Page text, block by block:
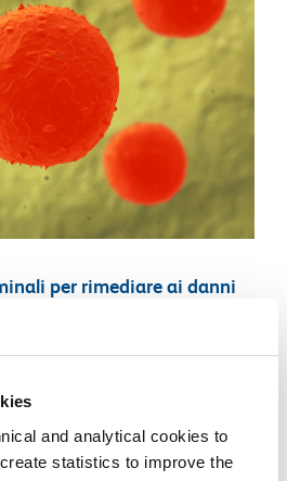
and analytical cookies to
statistics to improve the
per rimediare ai danni